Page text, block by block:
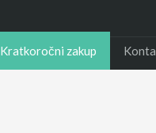
Kratkoročni zakup